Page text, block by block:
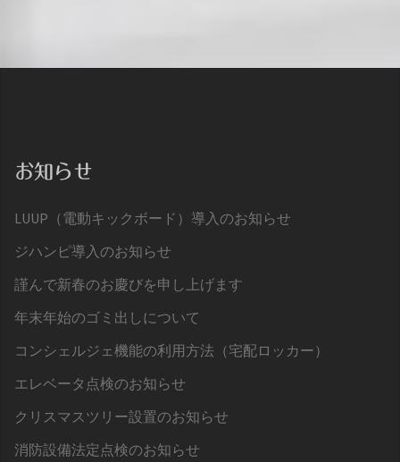
お知らせ
LUUP（電動キックボード）導入のお知らせ
ジハンピ導入のお知らせ
謹んで新春のお慶びを申し上げます
年末年始のゴミ出しについて
コンシェルジェ機能の利用方法（宅配ロッカー）
エレベータ点検のお知らせ
クリスマスツリー設置のお知らせ
消防設備法定点検のお知らせ